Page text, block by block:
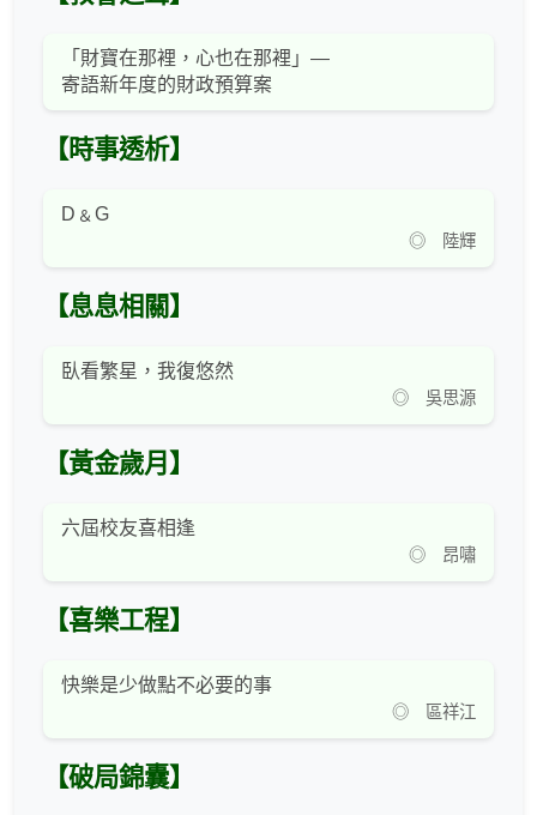
「財寶在那裡，心也在那裡」—
寄語新年度的財政預算案
【時事透析】
D﹠G
◎ 陸輝
【息息相關】
臥看繁星，我復悠然
◎ 吳思源
【黃金歲月】
六屆校友喜相逢
◎ 昂嘯
【喜樂工程】
快樂是少做點不必要的事
◎ 區祥江
【破局錦囊】